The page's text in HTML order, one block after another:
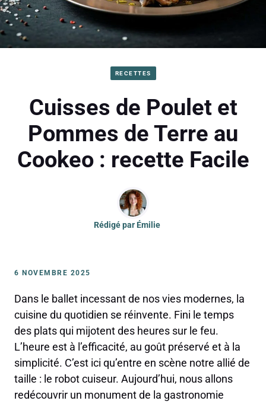
RECETTES
Cuisses de Poulet et
Pommes de Terre au
Cookeo : recette Facile
Rédigé par Émilie
6 NOVEMBRE 2025
Dans le ballet incessant de nos vies modernes, la
cuisine du quotidien se réinvente. Fini le temps
des plats qui mijotent des heures sur le feu.
L’heure est à l’efficacité, au goût préservé et à la
simplicité. C’est ici qu’entre en scène notre allié de
taille : le robot cuiseur. Aujourd’hui, nous allons
redécouvrir un monument de la gastronomie